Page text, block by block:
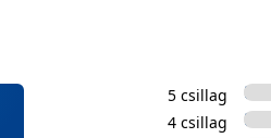
5 csillag
4 csillag